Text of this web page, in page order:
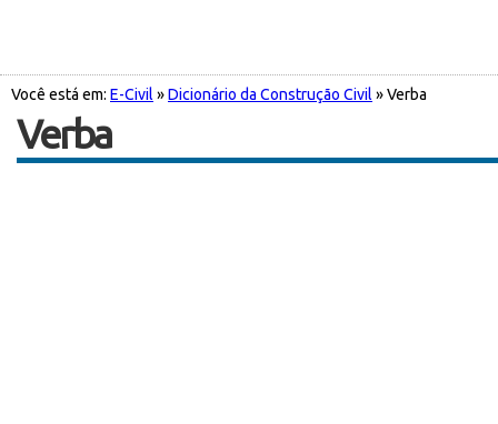
Você está em: E-Civil »Dicionário da Construção Civil » Verba
Verba